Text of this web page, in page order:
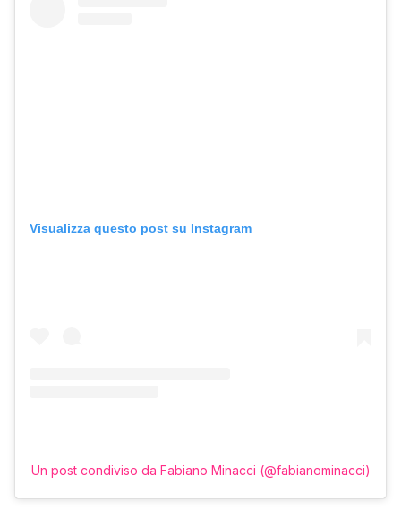
Visualizza questo post su Instagram
Un post condiviso da Fabiano Minacci (@fabianominacci)